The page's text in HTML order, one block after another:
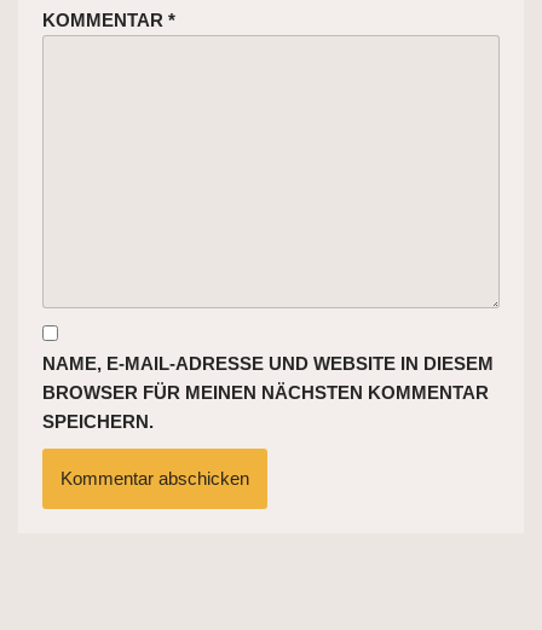
KOMMENTAR *
NAME, E-MAIL-ADRESSE UND WEBSITE IN DIESEM
BROWSER FÜR MEINEN NÄCHSTEN KOMMENTAR
SPEICHERN.